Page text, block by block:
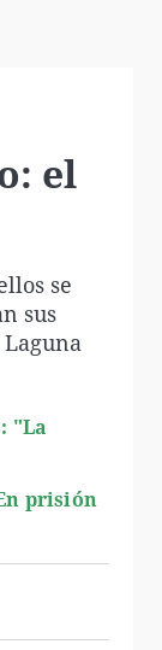
el
se
sus
"La
prisión